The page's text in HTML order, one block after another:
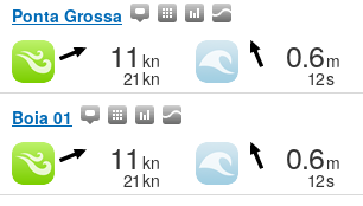
Ponta Grossa
11 kn
21 kn
0.6m
12s
Boia 01
11 kn
21 kn
0.6m
12s